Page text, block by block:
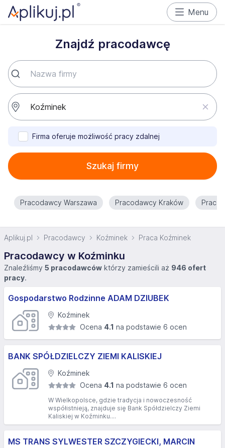
Menu
Znajdź pracodawcę
Firma oferuje możliwość pracy zdalnej
Szukaj firmy
Pracodawcy Warszawa Pracodawcy Kraków
Aplikuj.pl Pracodawcy Koźminek Praca Koźminek
Pracodawcy w Koźminku
Znaleźliśmy 5 pracodawców którzy zamieścili aż 946 ofert
pracy.
Gospodarstwo Rodzinne ADAM DZIUBEK
Koźminek
Ocena 4.1 na podstawie 6 ocen
BANK SPÓŁDZIELCZY ZIEMI KALISKIEJ
Koźminek
Ocena 4.1 na podstawie 6 ocen
W Wielkopolsce, gdzie tradycja i nowoczesność
współistnieją, znajduje się Bank Spółdzielczy Ziemi
Kaliskiej w Koźminku....
MS TRANS SYLWESTER SZCZYGIECKI, MARCIN